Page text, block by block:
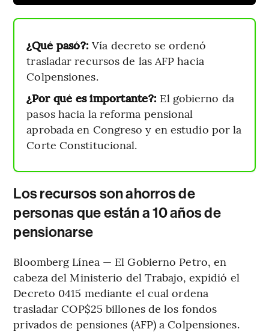
¿Qué pasó?: Vía decreto se ordenó
trasladar recursos de las AFP hacia
Colpensiones.
¿Por qué es importante?: El gobierno da
pasos hacia la reforma pensional
aprobada en Congreso y en estudio por la
Corte Constitucional.
Los recursos son ahorros de
personas que están a 10 años de
pensionarse
Bloomberg Línea — El Gobierno Petro, en
cabeza del Ministerio del Trabajo, expidió el
Decreto 0415 mediante el cual ordena
trasladar COP$25 billones de los fondos
privados de pensiones (AFP) a Colpensiones.